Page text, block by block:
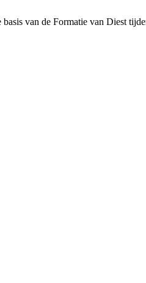
van de Formatie van Diest